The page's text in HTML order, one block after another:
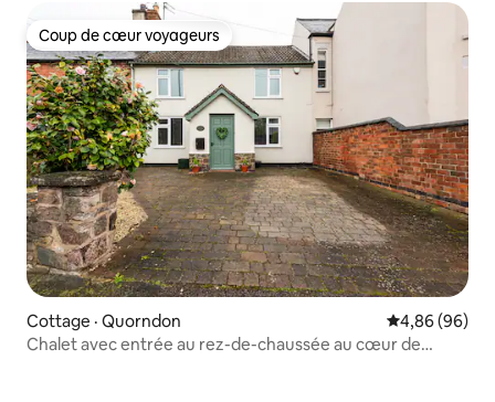
Coup de cœur voyageurs
Coup de cœur voyageurs
Cottage · Quorndon Note
4,86 (96)
Chalet avec entrée au rez-de-chaussée au cœur de